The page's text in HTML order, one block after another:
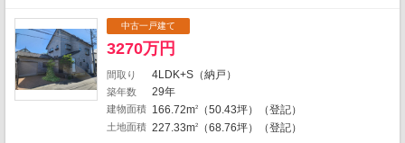
1
中古一戸建て
3270万円
間取り 4LDK+S（納戸）
築年数 29年
建物面積 166.72m2 （50.43坪）（登記）
土地面積 227.33m2
（68.76坪）（登記）